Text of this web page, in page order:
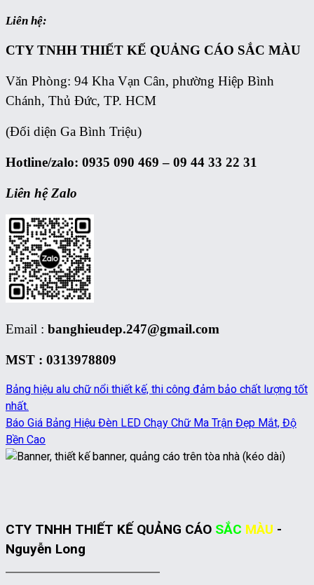
Liên hệ:
CTY TNHH THIẾT KẾ QUẢNG CÁO SẮC MÀU
Văn Phòng: 94 Kha Vạn Cân, phường Hiệp Bình
Chánh, Thủ Đức, TP. HCM
(Đối diện Ga Bình Triệu)
Hotline/zalo: 0935 090 469 – 09 44 33 22 31
Liên hệ Zalo
Email : banghieudep.247@gmail.com
MST : 0313978809
Bảng hiệu alu chữ nổi thiết kế, thi công đảm bảo chất lượng tốt
nhất.
Báo Giá Bảng Hiệu Đèn LED Chạy Chữ Ma Trận Đẹp Mắt, Độ
Bền Cao
CTY TNHH THIẾT KẾ QUẢNG CÁO SẮC MÀU -
Nguyễn Long